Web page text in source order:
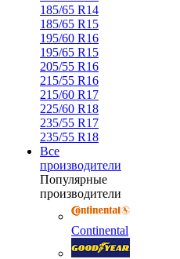
185/65 R14
185/65 R15
195/60 R16
195/65 R15
205/55 R16
215/55 R16
215/60 R17
225/60 R18
235/55 R17
235/55 R18
Все
производители
Популярные
производители
Continental